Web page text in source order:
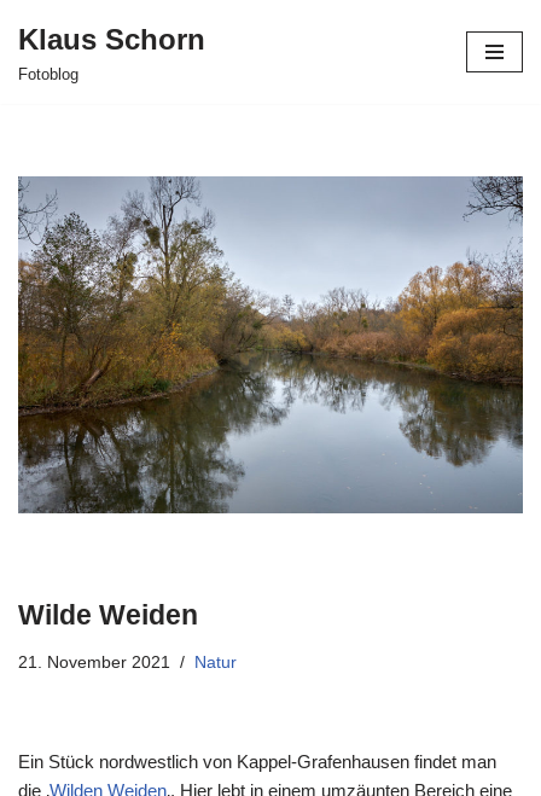
Zum
Klaus Schorn
Fotoblog
Wilde Weiden
21. November 2021 Natur
Ein Stück nordwestlich von Kappel-Grafenhausen findet man
die ‚Wilden Weiden‚. Hier lebt in einem umzäunten Bereich eine